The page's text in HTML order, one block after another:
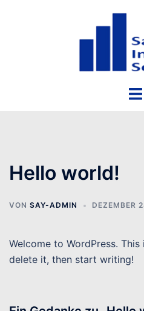
Hello world!
VON SAY-ADMIN DEZEMBER
Welcome to WordPress.
delete it, then start writing!